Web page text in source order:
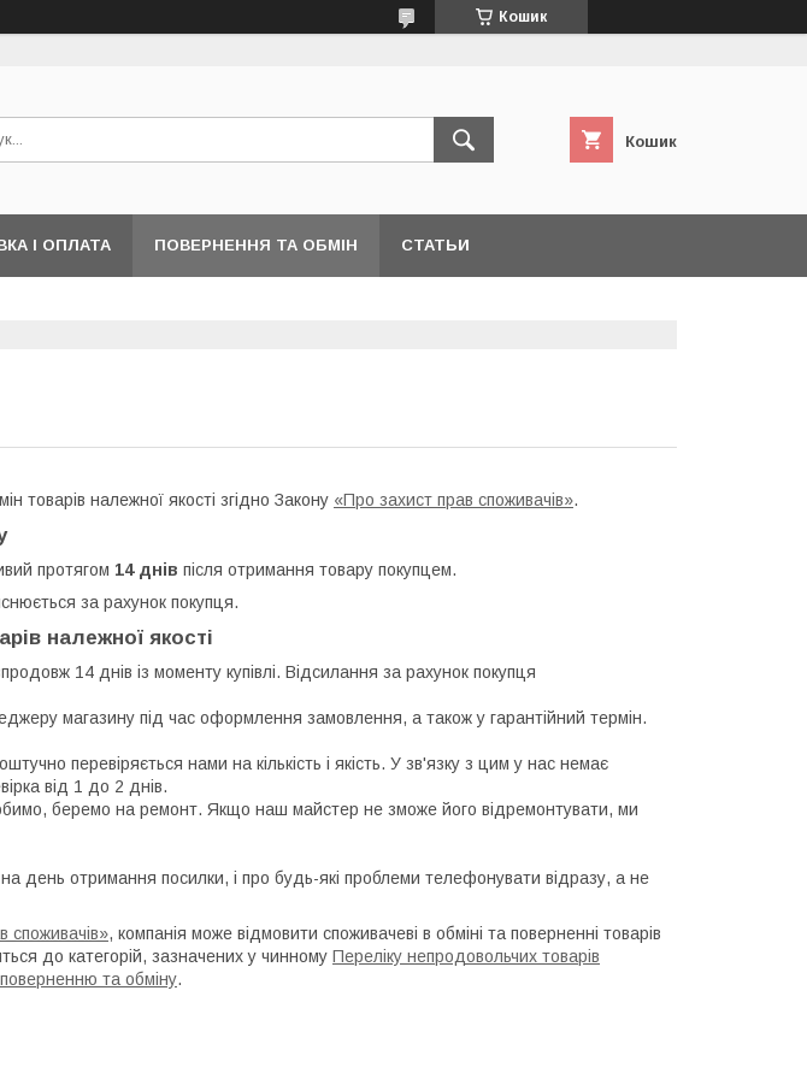
Кошик
Кошик
І ОПЛАТА ПОВЕРНЕННЯ ТА ОБМІН СТАТЬИ
товарів належної якості згідно Закону «Про захист прав споживачів».
протягом 14 днів після отримання товару покупцем.
за рахунок покупця.
належної якості
14 днів із моменту купівлі. Відсилання за рахунок покупця
магазину під час оформлення замовлення, а також у гарантійний термін.
перевіряється нами на кількість і якість. У зв'язку з цим у нас немає
від 1 до 2 днів.
день отримання посилки, і про будь-які проблеми телефонувати відразу, а не
споживачів», компанія може відмовити споживачеві в обміні та поверненні товарів
до категорій, зазначених у чинному Переліку непродовольчих товарів
та обміну.